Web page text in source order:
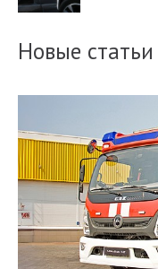
Новые статьи